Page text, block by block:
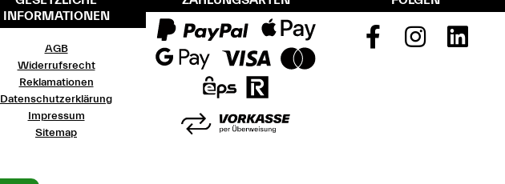
INFORMATIONEN
AGB
Widerrufsrecht
Reklamationen
Datenschutzerklärung
Impressum
Sitemap